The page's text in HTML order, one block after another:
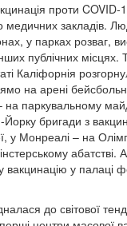
проти COVID-
медичних закладів.
у парках розваг,
публічних місцях.
Каліфорнія
на арені
паркувальному
бригади з
у Монреалі – на
абатстві.
вакцинацію у палаці
до світової